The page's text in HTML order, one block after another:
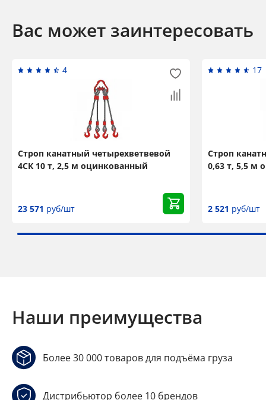
Вас может заинтересовать
4
Строп канатный четырехветвевой
4СК 10 т, 2,5 м оцинкованный
23 571 руб/шт
17
Строп
0,63 т, 5,5 м
2 521 руб/шт
Наши преимущества
Более 30 000 товаров для подъёма груза
Дистрибьютор более 10 брендов